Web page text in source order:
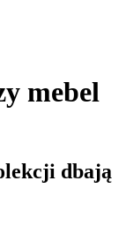
mebel
dbają